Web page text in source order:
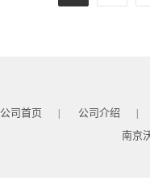
公司首页 | 公司介绍 |
南京